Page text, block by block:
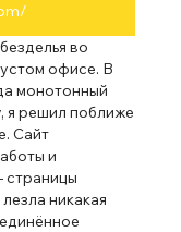
во
офисе. В
монотонный
я решил поближе
Сайт
и
страницы
никакая